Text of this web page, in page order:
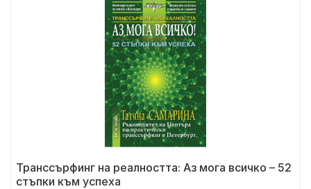
Транссърфинг на реалността: Аз мога всичко – 52
стъпки към успеха